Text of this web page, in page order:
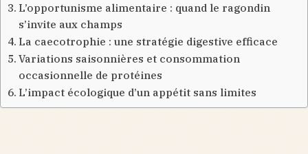
L’opportunisme alimentaire : quand le ragondin
s’invite aux champs
La caecotrophie : une stratégie digestive efficace
Variations saisonnières et consommation
occasionnelle de protéines
L’impact écologique d’un appétit sans limites